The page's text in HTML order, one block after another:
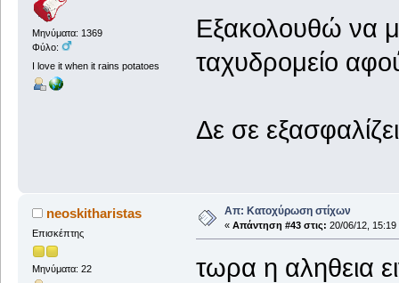
Μηνύματα: 1369
Φύλο:
I love it when it rains potatoes
Εξακολουθώ να
ταχυδρομείο
Δε σε
neoskitharistas
Επισκέπτης
Μηνύματα: 22
Απ: Κατοχύρωση στίχων
« Απάντηση #43 στις: 20/06/12, 15:19
τωρα η αληθεια